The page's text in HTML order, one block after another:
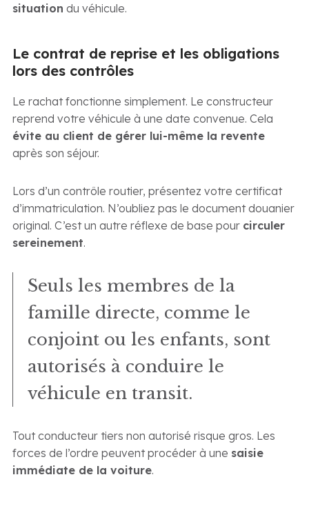
situation du véhicule.
Le contrat de reprise et les obligations
lors des contrôles
Le rachat fonctionne simplement. Le constructeur
reprend votre véhicule à une date convenue. Cela
évite au client de gérer lui-même la revente
après son séjour.
Lors d’un contrôle routier, présentez votre certificat
d’immatriculation. N’oubliez pas le document douanier
original. C’est un autre réflexe de base pour circuler
sereinement.
Seuls les membres de la
famille directe, comme le
conjoint ou les enfants, sont
autorisés à conduire le
véhicule en transit.
Tout conducteur tiers non autorisé risque gros. Les
forces de l’ordre peuvent procéder à une saisie
immédiate de la voiture.